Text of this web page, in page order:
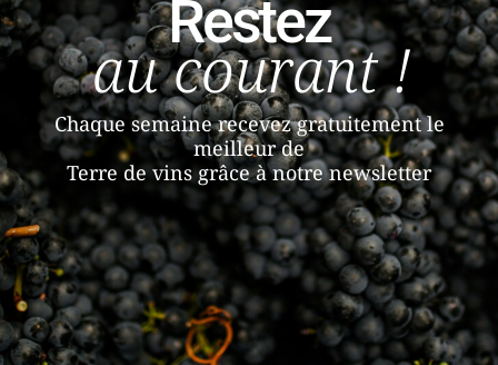
Restez
au courant !
Chaque semaine recevez gratuitement le
meilleur de
Terre de vins grâce à notre newsletter